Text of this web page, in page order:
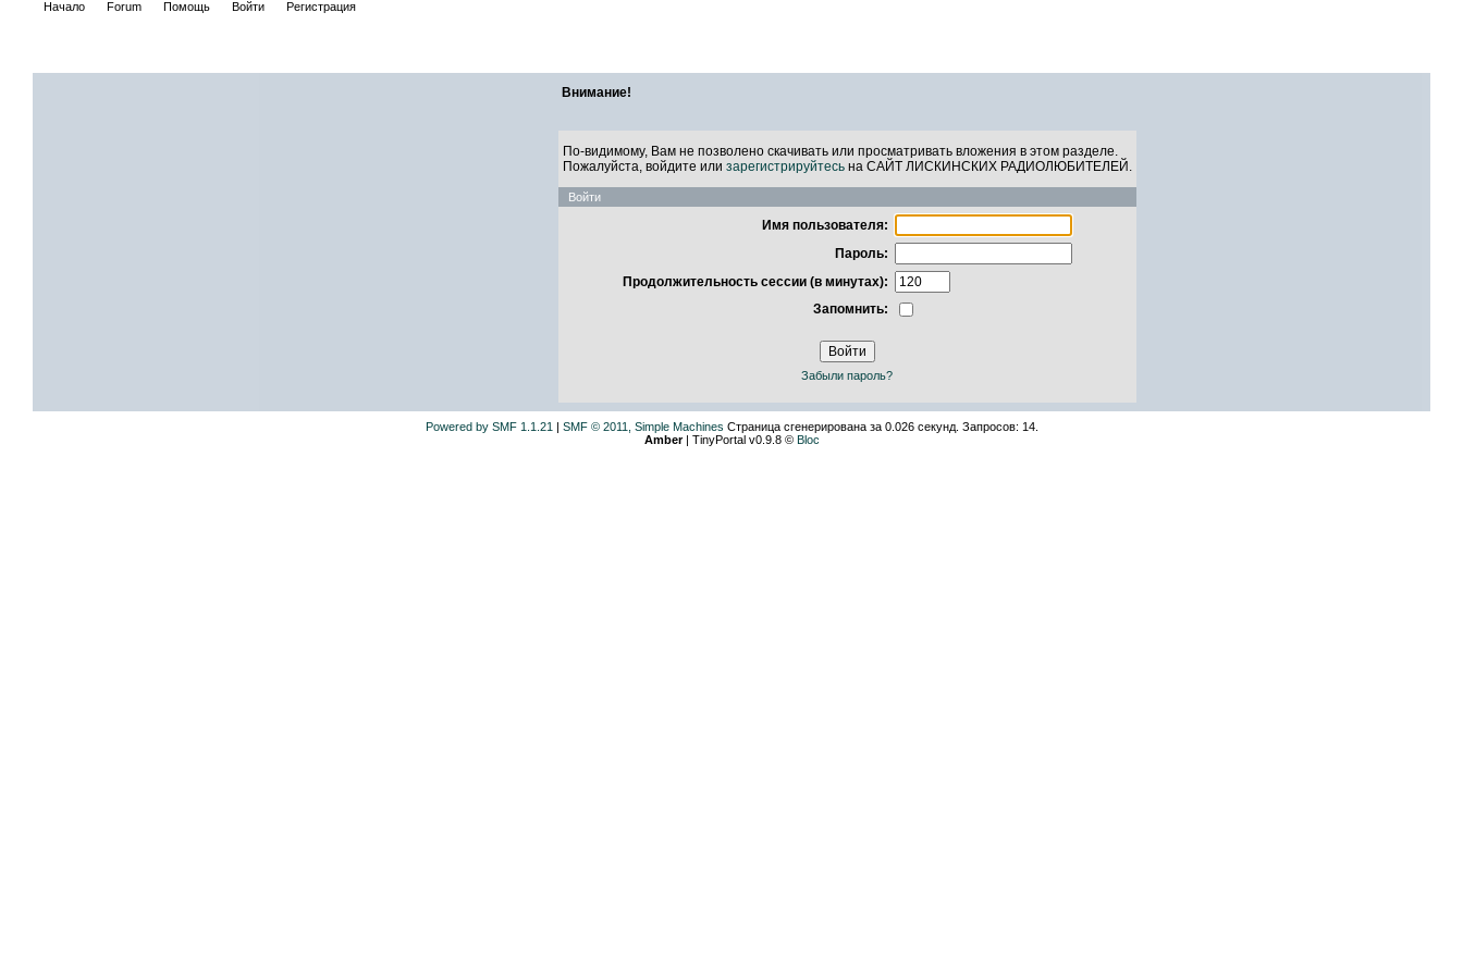
Начало Forum Помощь Войти Регистрация
Внимание!
По-видимому, Вам не позволено скачивать или просматривать вложения в этом разделе.
Пожалуйста, войдите или зарегистрируйтесьна САЙТ ЛИСКИНСКИХ РАДИОЛЮБИТЕЛЕЙ.
Войти
Имя пользователя:
Пароль:
Продолжительность сессии (в минутах):
Запомнить:
Забыли пароль?
Powered by SMF 1.1.21 | SMF © 2011, Simple Machines Страница сгенерирована за 0.026 секунд. Запросов: 14.
Amber| TinyPortal v0.9.8 © Bloc